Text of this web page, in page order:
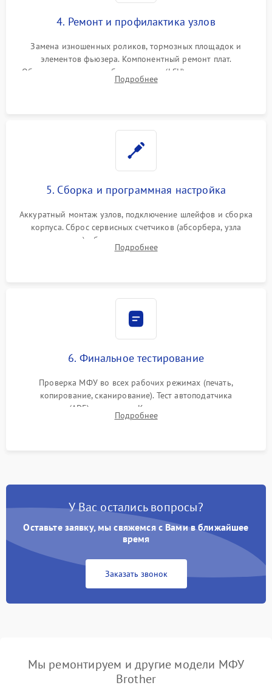
4. Ремонт и профилактика узлов
Замена изношенных роликов, тормозных площадок и
элементов фьюзера. Компонентный ремонт плат.
Обязательная очистка блока лазера (LSU), зеркал и тракта
печати от просыпанного тонера и бумажной пыли.
Подробнее
5. Сборка и программная настройка
Аккуратный монтаж узлов, подключение шлейфов и сборка
корпуса. Сброс сервисных счетчиков (абсорбера, узла
закрепления), обновление прошивки и программная
калибровка цветопередачи и позиционирования сканера.
Подробнее
6. Финальное тестирование
Проверка МФУ во всех рабочих режимах (печать,
копирование, сканирование). Тест автоподатчика
документов (ADF) и дуплекса. Контроль качества отпечатка
на отсутствие серого фона, полос и надежность запекания
Подробнее
У Вас остались вопросы?
Оставьте заявку, мы свяжемся с Вами в ближайшее
время
Заказать звонок
Мы ремонтируем и другие модели МФУ
Brother